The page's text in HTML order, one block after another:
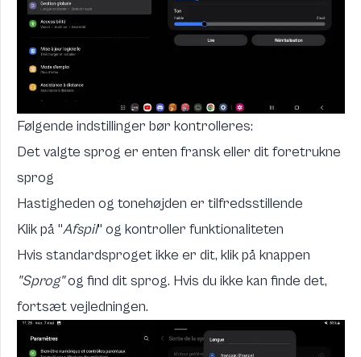
Følgende indstillinger bør kontrolleres:
Det valgte sprog er enten fransk eller dit foretrukne
sprog
Hastigheden og tonehøjden er tilfredsstillende
Klik på "Afspil" og kontroller funktionaliteten
Hvis standardsproget ikke er dit, klik på knappen
"Sprog"og find dit sprog. Hvis du ikke kan finde det,
fortsæt vejledningen.